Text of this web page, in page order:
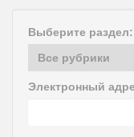
Выберите раздел:
Электронный